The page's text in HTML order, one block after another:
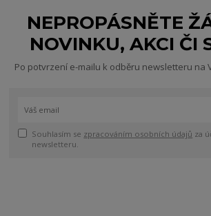
NEPROPÁSNĚTE
NOVINKU, AKCI ČI
Po potvrzení e-mailu k odběru newsletteru na
Souhlasím se zpracováním osobních údajů za
newsletteru.